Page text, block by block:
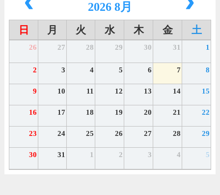
2026 8月
日 月 火 水 木 金 土
26 27 28 29 30 31 1
2 3 4 5 6 7 8
9 10 11 12 13 14 15
16 17 18 19 20 21 22
23 24 25 26 27 28 29
30 31 1 2 3 4 5